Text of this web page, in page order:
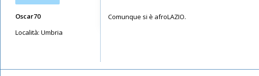
Oscar70
Località: Umbria
Comunque si è afroLAZIO.